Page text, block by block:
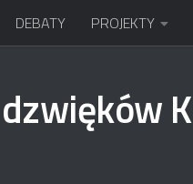
DEBATY PROJEKTY